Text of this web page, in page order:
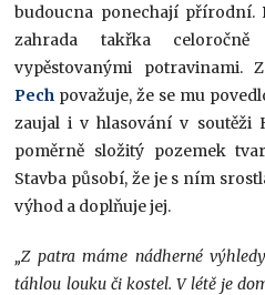
budoucna ponechají přírodní.
zahrada takřka celoročně
vypěstovanými potravinami.
Pech považuje, že se mu
zaujal i v hlasování v soutěži
poměrně složitý pozemek
Stavba působí, že je s ním
výhod a doplňuje jej.
„Z patra máme nádherné
táhlou louku či kostel. V létě je